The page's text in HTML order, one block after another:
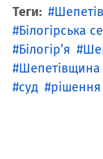
Теги:
Білогірська
Білогір’я
Шепетівщина
суд
рішення